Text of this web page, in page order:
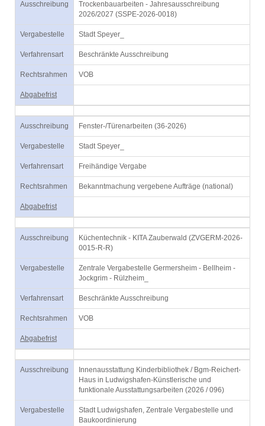
Ausschreibung
Trockenbauarbeiten - Jahresausschreibung
2026/2027 (SSPE-2026-0018)
Vergabestelle Stadt Speyer_
Verfahrensart Beschränkte Ausschreibung
Rechtsrahmen VOB
Abgabefrist
Ausschreibung Fenster-/Türenarbeiten (36-2026)
Vergabestelle Stadt Speyer_
Verfahrensart Freihändige Vergabe
Rechtsrahmen Bekanntmachung vergebene Aufträge (national)
Abgabefrist
Ausschreibung
Küchentechnik - KITA Zauberwald (ZVGERM-2026-
0015-R-R)
Vergabestelle
Zentrale Vergabestelle Germersheim - Bellheim -
Jockgrim - Rülzheim_
Verfahrensart Beschränkte Ausschreibung
Rechtsrahmen VOB
Abgabefrist
Ausschreibung
Innenausstattung Kinderbibliothek / Bgm-Reichert-
Haus in Ludwigshafen-Künstlerische und
funktionale Ausstattungsarbeiten (2026 / 096)
Vergabestelle
Stadt Ludwigshafen, Zentrale Vergabestelle und
Baukoordinierung